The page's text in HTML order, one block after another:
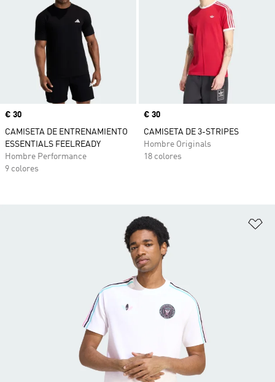
Precio
€ 30
CAMISETA DE ENTRENAMIENTO
ESSENTIALS FEELREADY
Hombre Performance
9 colores
Precio
€ 30
CAMISETA DE 3-STRIPES
Hombre Originals
18 colores